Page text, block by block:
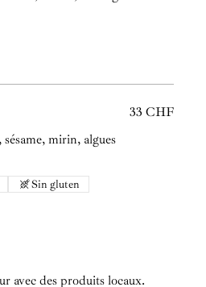
mirin, algues
33 CHF
Sin gluten
avec des produits locaux.